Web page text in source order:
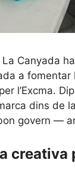
La Canyada
a fomentar
l’Excma.
dins de
govern —
creativa